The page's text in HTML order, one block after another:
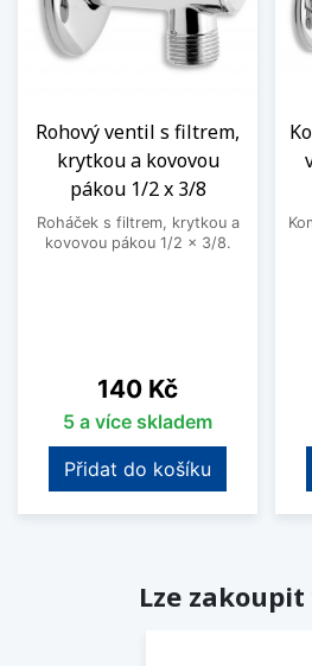
Rohový ventil s filtrem,
krytkou a kovovou
pákou 1/2 x 3/8
Roháček s filtrem, krytkou a
kovovou pákou 1/2 x 3/8.
Cena
140 Kč
5 a více skladem
Přidat do košíku
Lze